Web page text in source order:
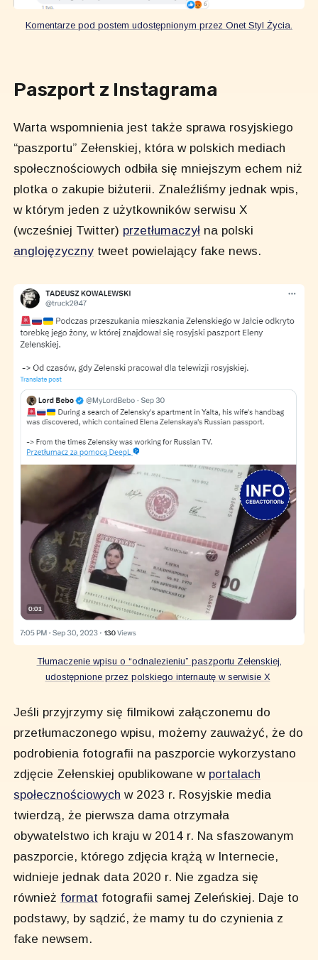
Komentarze pod postem udostępnionym przez Onet Styl Życia.
Paszport z Instagrama
Warta wspomnienia jest także sprawa rosyjskiego
“paszportu” Zełenskiej, która w polskich mediach
społecznościowych odbiła się mniejszym echem niż
plotka o zakupie biżuterii. Znaleźliśmy jednak wpis,
w którym jeden z użytkowników serwisu X
(wcześniej Twitter) przetłumaczył na polski
anglojęzyczny tweet powielający fake news.
Tłumaczenie wpisu o “odnalezieniu” paszportu Zełenskiej,
udostępnione przez polskiego internautę w serwisie X
Jeśli przyjrzymy się filmikowi załączonemu do
przetłumaczonego wpisu, możemy zauważyć, że do
podrobienia fotografii na paszporcie wykorzystano
zdjęcie Zełenskiej opublikowane w portalach
społecznościowych w 2023 r. Rosyjskie media
twierdzą, że pierwsza dama otrzymała
obywatelstwo ich kraju w 2014 r. Na sfaszowanym
paszporcie, którego zdjęcia krążą w Internecie,
widnieje jednak data 2020 r. Nie zgadza się
również format fotografii samej Zeleńskiej. Daje to
podstawy, by sądzić, że mamy tu do czynienia z
fake newsem.